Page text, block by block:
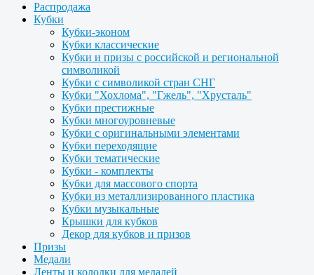
Распродажа
Кубки
Кубки-эконом
Кубки классические
Кубки и призы с российской и региональной
символикой
Кубки с символикой стран СНГ
Кубки "Хохлома", "Гжель", "Хрусталь"
Кубки престижные
Кубки многоуровневые
Кубки с оригинальными элементами
Кубки переходящие
Кубки тематические
Кубки - комплекты
Кубки для массового спорта
Кубки из металлизированного пластика
Кубки музыкальные
Крышки для кубков
Декор для кубков и призов
Призы
Медали
Ленты и колодки для медалей